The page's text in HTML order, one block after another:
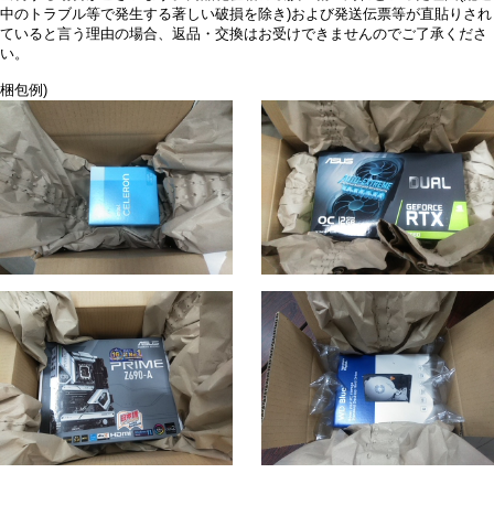
中のトラブル等で発生する著しい破損を除き)および発送伝票等が直貼りされ
ていると言う理由の場合、返品・交換はお受けできませんのでご了承くださ
い。
梱包例)